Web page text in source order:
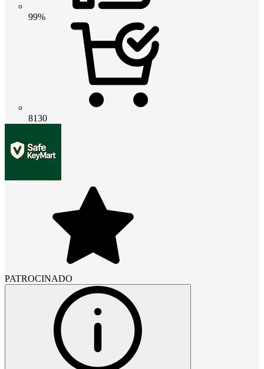
99%
8130
PATROCINADO